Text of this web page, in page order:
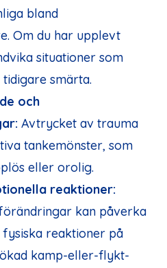
bland
Om du har upplevt
situationer som
smärta.
och
Avtrycket av trauma
tankemönster, som
eller orolig.
reaktioner:
kan påverka
fysiska reaktioner på
kamp-eller-flykt-